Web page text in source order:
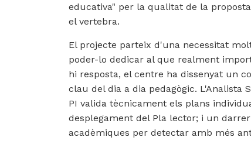
educativa" per la qualitat de la
el vertebra.
El projecte parteix d'una necessitat
poder-lo dedicar al que realment
hi resposta, el centre ha dissenyat un
clau del dia a dia pedagògic. L'Analista
PI valida tècnicament els plans
desplegament del Pla lector; i un
acadèmiques per detectar amb més